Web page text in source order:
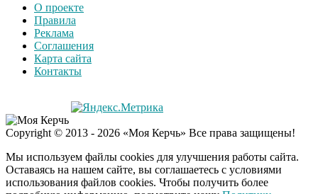
О проекте
Правила
Реклама
Соглашения
Карта сайта
Контакты
Copyright © 2013 - 2026 «Моя Керчь» Все права защищены!
Мы используем файлы cookies для улучшения работы сайта.
Оставаясь на нашем сайте, вы соглашаетесь с условиями
использования файлов cookies. Чтобы получить более